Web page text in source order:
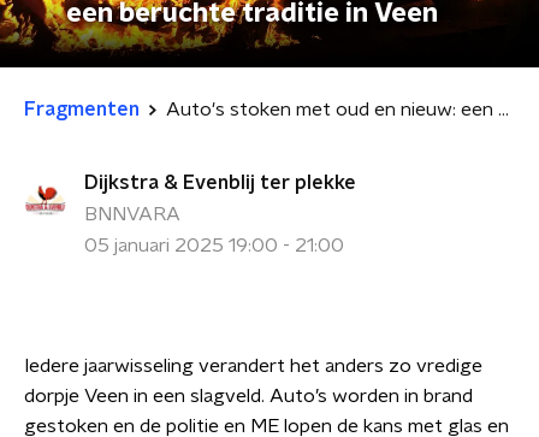
een beruchte traditie in Veen
Fragmenten Auto's stoken met oud en nieuw: een beruchte traditie in Veen
Dijkstra & Evenblij ter plekke
BNNVARA
05 januari 2025 19:00 - 21:00
Iedere jaarwisseling verandert het anders zo vredige
dorpje Veen in een slagveld. Auto’s worden in brand
gestoken en de politie en ME lopen de kans met glas en